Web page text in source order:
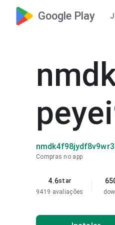
Google Play
Compras no app
4.6star
9419 avaliações